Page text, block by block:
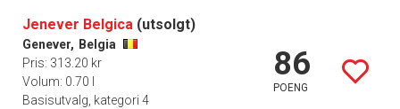
Jenever Belgica (utsolgt)
Genever, Belgia
Pris: 313.20 kr
Volum: 0.70 l
Basisutvalg, kategori 4
86
POENG